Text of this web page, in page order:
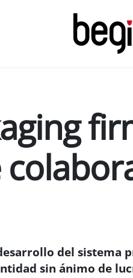
del sistema
sin ánimo de